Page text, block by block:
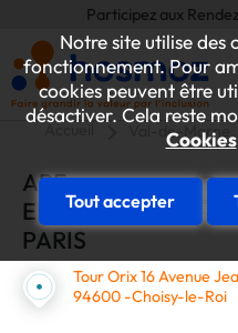
Notre site utilise des
fonctionnement. Pour
cookies peuvent être
désactiver. Cela reste
Cookies
Tout accepter
Participez aux Rendez-
Accueil Val-de-Marne
APF
ENTREPRISES
PARIS
Tour Orix 16 Avenue
94600 -Choisy-le-Roi